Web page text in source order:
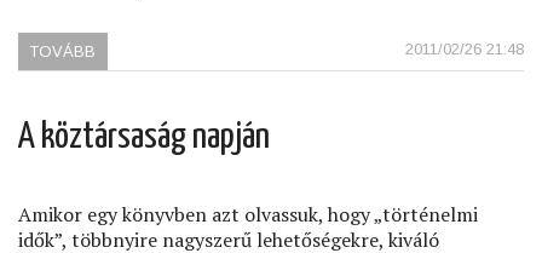
2011/02/26 21:48
TOVÁBB
MÉDIATÖRVÉNY
A köztársaság napján
Amikor egy könyvben azt olvassuk, hogy „történelmi
idők”, többnyire nagyszerű lehetőségekre, kiváló